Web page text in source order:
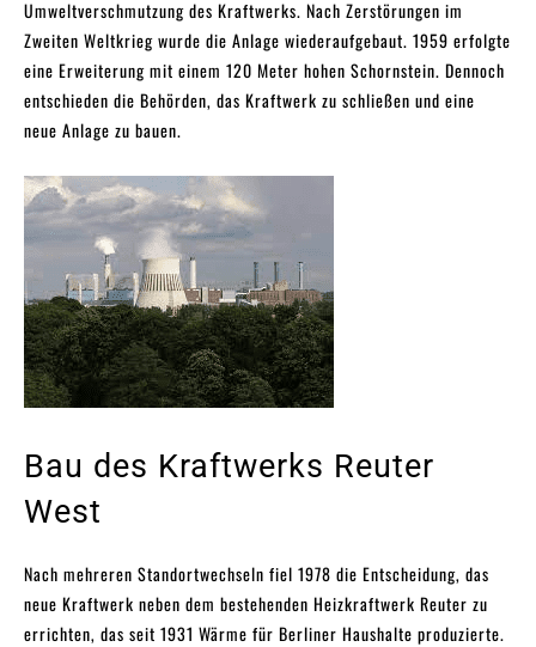
Umweltverschmutzung des Kraftwerks. Nach Zerstörungen im
Zweiten Weltkrieg wurde die Anlage wiederaufgebaut. 1959 erfolgte
eine Erweiterung mit einem 120 Meter hohen Schornstein. Dennoch
entschieden die Behörden, das Kraftwerk zu schließen und eine
neue Anlage zu bauen.
Bau des Kraftwerks Reuter
West
Nach mehreren Standortwechseln fiel 1978 die Entscheidung, das
neue Kraftwerk neben dem bestehenden Heizkraftwerk Reuter zu
errichten, das seit 1931 Wärme für Berliner Haushalte produzierte.